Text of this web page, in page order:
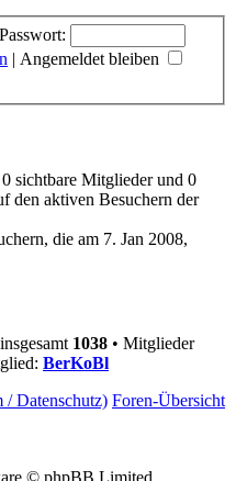
Passwort:
| Angemeldet bleiben
sichtbare Mitglieder und 0
den aktiven Besuchern der
die am 7. Jan 2008,
1038 • Mitglieder
BerKoBl
/ Datenschutz) Foren-Übersicht